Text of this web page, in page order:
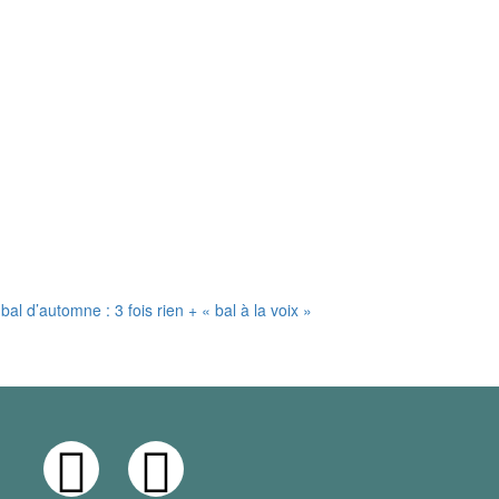
bal d’automne : 3 fois rien + « bal à la voix »